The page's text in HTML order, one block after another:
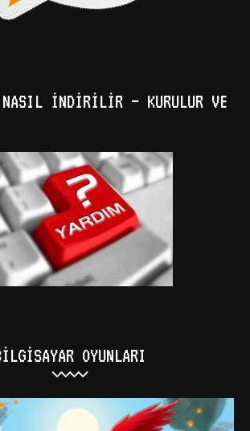
NASIL İNDIRILIR – KURULUR VE
OYUNLARI